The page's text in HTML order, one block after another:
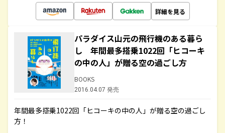
詳細を見る
パラダイス山元の飛行機のある暮ら
し 年間最多搭乗1022回「ヒコーキ
の中の人」が贈る空の過ごし方
BOOKS
2016.04.07 発売
年間最多搭乗1022回「ヒコーキの中の人」が贈る空の過ごし
方！